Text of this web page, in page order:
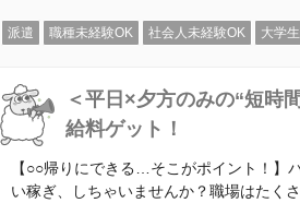
派遣 職種未経験OK 社会人未経験OK 大学
＜平日×夕方のみの“短時
給料ゲット！
【○○帰りにできる…そこがポイント！
い稼ぎ、しちゃいませんか？職場はたく